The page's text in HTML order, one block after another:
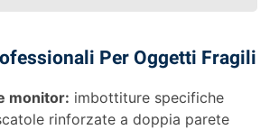
Per Oggetti Fragili
monitor: imbottiture specifiche
rinforzate a doppia parete